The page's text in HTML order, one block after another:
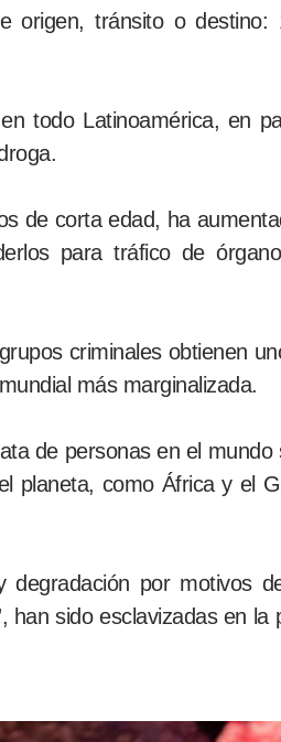
origen, tránsito o destino:
todo Latinoamérica, en
de corta edad, ha
para tráfico de
criminales obtienen
más marginalizada.
de personas en el mundo
planeta, como África y el
por motivos
han sido esclavizadas en la